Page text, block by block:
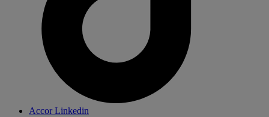
Accor Linkedin